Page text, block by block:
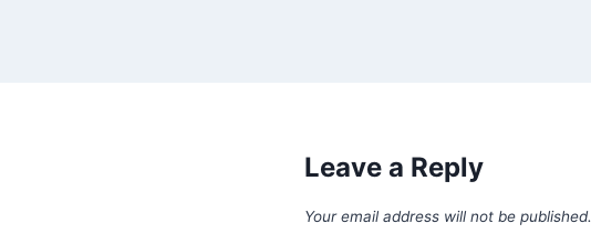
Leave a Reply
Your email address will not be published.